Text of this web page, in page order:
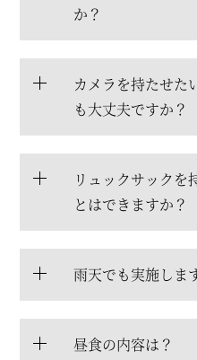
か？
カメラを持たせた
も大丈夫ですか？
リュックサックを
とはできますか？
雨天でも実施しま
昼食の内容は？